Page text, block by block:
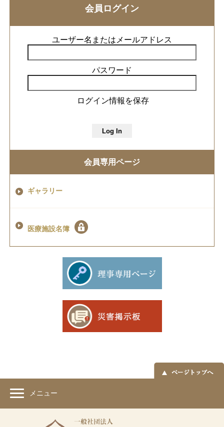
会員ログイン
ユーザー名またはメールアドレス
パスワード
ログイン情報を保存
会員専用ページ
ギャラリー
医療施設名簿
メニュー